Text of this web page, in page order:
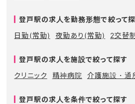
登戸駅の求人を勤務形態で絞って
日勤(常勤)
夜勤あり(常勤) 2交替
登戸駅の求人を施設で絞って探す
クリニック
精神病院 介護施設・通
登戸駅の求人を条件で絞って探す